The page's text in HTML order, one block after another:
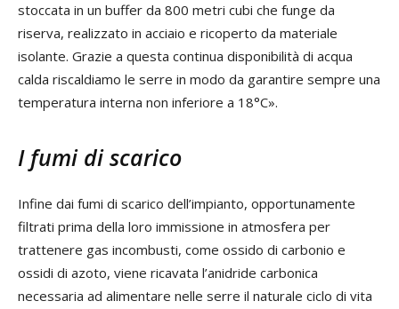
stoccata in un buffer da 800 metri cubi che funge da
riserva, realizzato in acciaio e ricoperto da materiale
isolante. Grazie a questa continua disponibilità di acqua
calda riscaldiamo le serre in modo da garantire sempre una
temperatura interna non inferiore a 18°C».
I fumi di scarico
Infine dai fumi di scarico dell’impianto, opportunamente
filtrati prima della loro immissione in atmosfera per
trattenere gas incombusti, come ossido di carbonio e
ossidi di azoto, viene ricavata l’anidride carbonica
necessaria ad alimentare nelle serre il naturale ciclo di vita